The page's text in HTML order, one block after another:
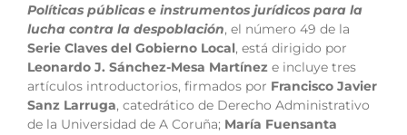
Políticas públicas e instrumentos jurídicos para la
lucha contra la despoblación, el número 49 de la
Serie Claves del Gobierno Local, está dirigido por
Leonardo J. Sánchez-Mesa Martínez e incluye tres
artículos introductorios, firmados por Francisco Javier
Sanz Larruga, catedrático de Derecho Administrativo
de la Universidad de A Coruña; María Fuensanta